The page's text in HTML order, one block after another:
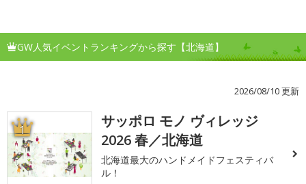
GW人気イベントランキングから探す【北海道】
2026/08/10 更新
1
サッポロ モノ ヴィレッジ
2026 春／北海道
北海道最大のハンドメイドフェスティバ
ル！